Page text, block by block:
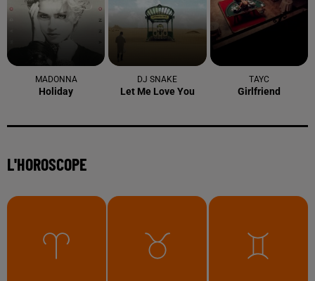
MADONNA
Holiday
DJ SNAKE
Let Me Love You
TAYC
Girlfriend
L'HOROSCOPE